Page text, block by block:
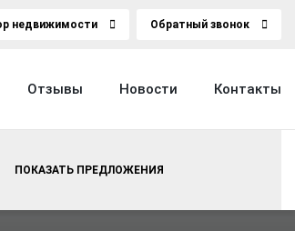
недвижимости Обратный звонок
Отзывы Новости Контакты
ПОКАЗАТЬ ПРЕДЛОЖЕНИЯ